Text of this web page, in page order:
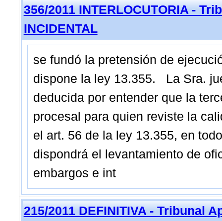
356/2011 INTERLOCUTORIA -
INCIDENTAL
se fundó la pretensión de
dispone la ley 13.355. La Sra.
deducida por entender que la
procesal para quien reviste la
el art. 56 de la ley 13.355, en
dispondrá el levantamiento de
embargos e int
215/2011 DEFINITIVA - Tribunal